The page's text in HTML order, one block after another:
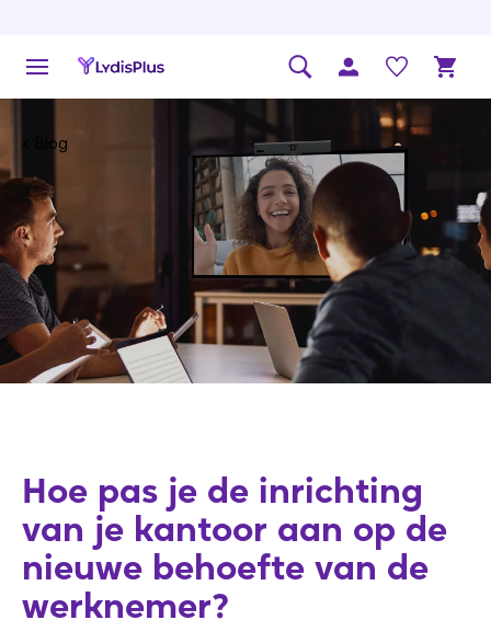
Blog
Hoe pas je de inrichting
van je kantoor aan op de
nieuwe behoefte van de
werknemer?